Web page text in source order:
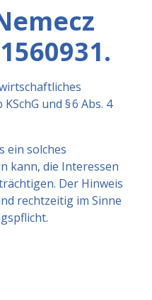
und § 6 Abs. 4
ein solches
kann, die Interessen
Der Hinweis
rechtzeitig im Sinne